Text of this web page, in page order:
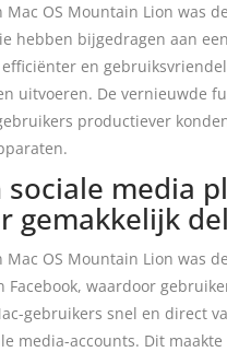
Mac OS Mountain Lion was
hebben bijgedragen aan
en
uitvoeren. De vernieuwde
productiever
media
gemakkelijk
Mac OS Mountain Lion was
Facebook, waardoor
gebruikers snel en direct
media-accounts. Dit